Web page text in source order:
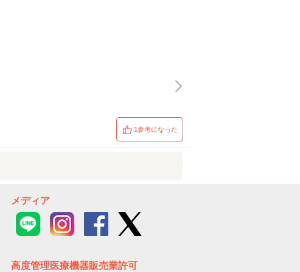
1参考になった
メディア
高度管理医療機器販売業許可